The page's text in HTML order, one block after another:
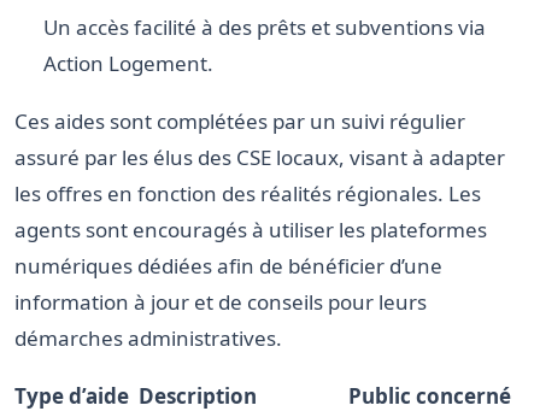
Un accès facilité à des prêts et subventions via
Action Logement.
Ces aides sont complétées par un suivi régulier
assuré par les élus des CSE locaux, visant à adapter
les offres en fonction des réalités régionales. Les
agents sont encouragés à utiliser les plateformes
numériques dédiées afin de bénéficier d’une
information à jour et de conseils pour leurs
démarches administratives.
Type d’aide Description
Public concerné